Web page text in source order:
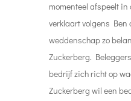
momenteel afspeelt
verklaart volgens
weddenschap zo
Zuckerberg.
bedrijf zich richt op
Zuckerberg wil een